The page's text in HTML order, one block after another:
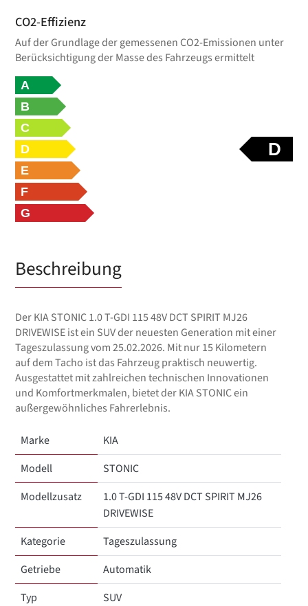
CO2-Effizienz
Auf der Grundlage der gemessenen CO2-Emissionen unter
Berücksichtigung der Masse des Fahrzeugs ermittelt
D
A
B
C
D
E
F
G
Beschreibung
Der KIA STONIC 1.0 T-GDI 115 48V DCT SPIRIT MJ26
DRIVEWISE ist ein SUV der neuesten Generation mit einer
Tageszulassung vom 25.02.2026. Mit nur 15 Kilometern
auf dem Tacho ist das Fahrzeug praktisch neuwertig.
Ausgestattet mit zahlreichen technischen Innovationen
und Komfortmerkmalen, bietet der KIA STONIC ein
außergewöhnliches Fahrerlebnis.
Marke
KIA
Modell
STONIC
Modellzusatz
1.0 T-GDI 115 48V DCT SPIRIT MJ26
DRIVEWISE
Kategorie
Tageszulassung
Getriebe
Automatik
Typ
SUV